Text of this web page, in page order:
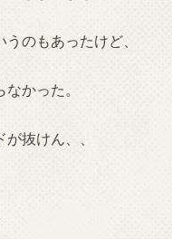
のもあったけど、
かった。
抜けん、、